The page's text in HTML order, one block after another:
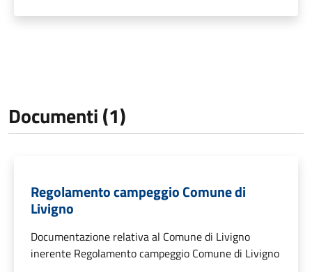
Documenti (1)
Regolamento campeggio Comune di
Livigno
Documentazione relativa al Comune di Livigno
inerente Regolamento campeggio Comune di Livigno